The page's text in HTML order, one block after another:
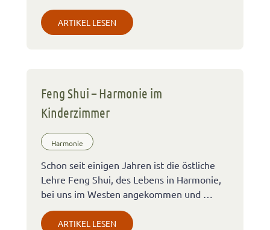
ARTIKEL LESEN
Feng Shui – Harmonie im
Kinderzimmer
Harmonie
Schon seit einigen Jahren ist die östliche
Lehre Feng Shui, des Lebens in Harmonie,
bei uns im Westen angekommen und …
ARTIKEL LESEN